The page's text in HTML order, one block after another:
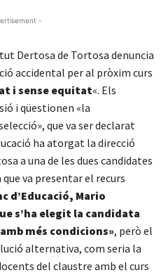
-
Dertosa de Tortosa denuncia
accidental per al pròxim curs
i sense equitat«. Els
i qüestionen «la
que va ser declarat
ha atorgat la direcció
a una de les dues candidates
que va presentar el recurs
d’Educació, Mario
s’ha elegit la candidata
més condicions», però el
alternativa, com seria la
del claustre amb el curs